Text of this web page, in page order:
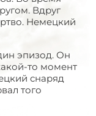
Вдруг
Немецкий
эпизод. Он
то момент
снаряд
того